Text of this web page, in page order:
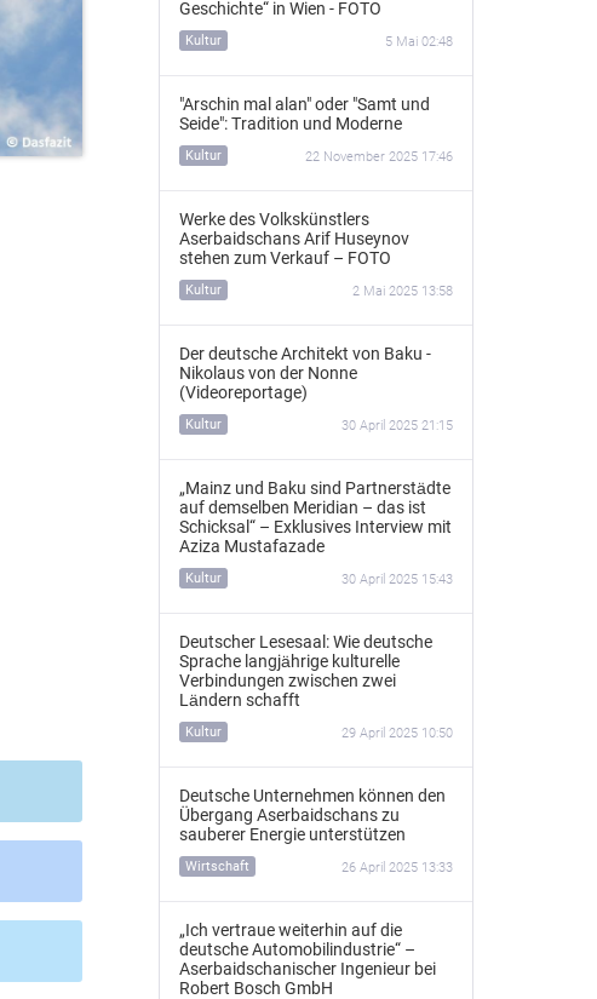
Geschichte“ in Wien - FOTO
Kultur 5 Mai 02:48
"Arschin mal alan" oder "Samt und
Seide": Tradition und Moderne
Kultur 22 November 2025 17:46
Werke des Volkskünstlers
Aserbaidschans Arif Huseynov
stehen zum Verkauf – FOTO
Kultur 2 Mai 2025 13:58
Der deutsche Architekt von Baku -
Nikolaus von der Nonne
(Videoreportage)
Kultur 30 April 2025 21:15
„Mainz und Baku sind Partnerstädte
auf demselben Meridian – das ist
Schicksal“ – Exklusives Interview mit
Aziza Mustafazade
Kultur 30 April 2025 15:43
Deutscher Lesesaal: Wie deutsche
Sprache langjährige kulturelle
Verbindungen zwischen zwei
Ländern schafft
Kultur 29 April 2025 10:50
Deutsche Unternehmen können den
Übergang Aserbaidschans zu
sauberer Energie unterstützen
Wirtschaft 26 April 2025 13:33
„Ich vertraue weiterhin auf die
deutsche Automobilindustrie“ –
Aserbaidschanischer Ingenieur bei
Robert Bosch GmbH